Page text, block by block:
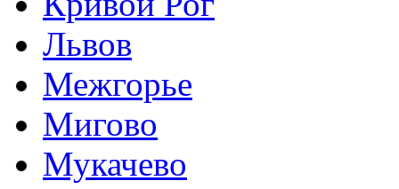
Львов
Межгорье
Мигово
Мукачево